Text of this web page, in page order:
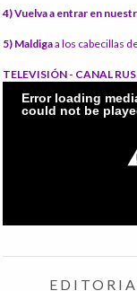
4) Vuelva a entrar en
5) Maldigaa los cabecillas
TELEVISIÓN - CANAL